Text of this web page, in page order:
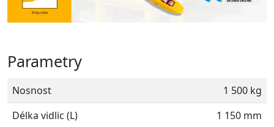
Parametry
Nosnost
1 500 kg
Délka vidlic (L)
1 150 mm